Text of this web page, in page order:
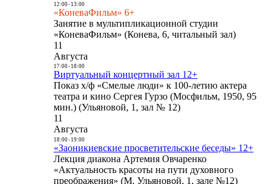
12:00- 13:00
«КоневаФильм» 6+
Занятие в мультипликационной студии
«КоневаФильм» (Конева, 6, читальный зал)
11
Августа
17:00- 18:00
Виртуальный концертный зал 12+
Показ х/ф «Смелые люди» к 100-летию актера
театра и кино Сергея Гурзо (Мосфильм, 1950, 95
мин.) (Ульяновой, 1, зал № 12)
11
Августа
18:00- 19:00
«Заоникиевские просветительские беседы» 12+
Лекция диакона Артемия Овчаренко
«Актуальность красоты на пути духовного
преображения» (М. Ульяновой, 1, зале №12)